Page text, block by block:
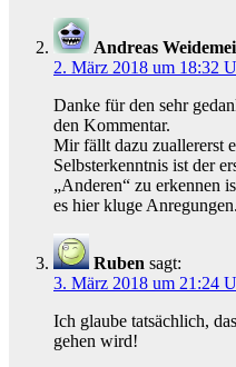
Andreas
2. März 2018 um 18:32
Danke für den sehr
den Kommentar.
Mir fällt dazu zuallererst
Selbsterkenntnis ist der
„Anderen“ zu erkennen
es hier kluge
Ruben sagt:
3. März 2018 um 21:24
Ich glaube tatsächlich,
gehen wird!